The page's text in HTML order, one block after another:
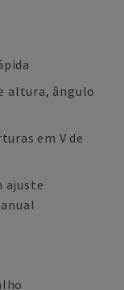
altura, ângulo
em V de
ajuste